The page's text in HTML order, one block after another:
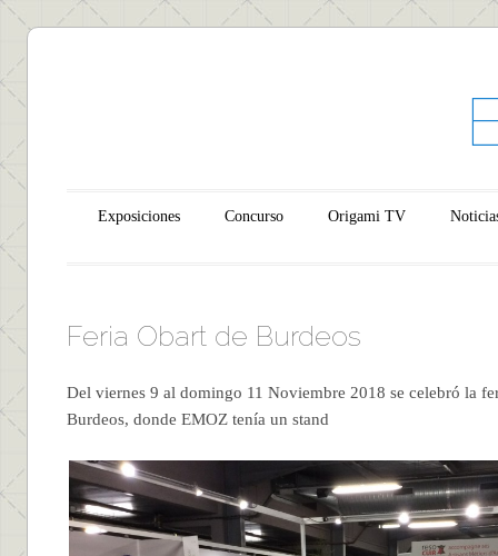
Main menu
Skip to content
Exposiciones Concurso Origami TV
Feria Obart de Burdeos
Del viernes 9 al domingo 11 Noviembre 2018 se celebró la
Burdeos, donde EMOZ tenía un stand